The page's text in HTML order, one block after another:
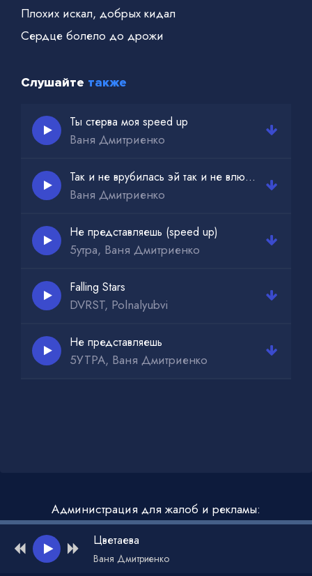
Плохих искал, добрых кидал
Сердце болело до дрожи
Слушайте также
Ты стерва моя speed up
Ваня Дмитриенко
Так и не врубилась эй так и не влюбилась speed up
Ваня Дмитриенко
Не представляешь (speed up)
5утра, Ваня Дмитриенко
Falling Stars
DVRST, Polnalyubvi
Не представляешь
5УТРА, Ваня Дмитриенко
Администрация для жалоб и рекламы:
admin@muzdark.net
Цветаева
Ваня Дмитриенко